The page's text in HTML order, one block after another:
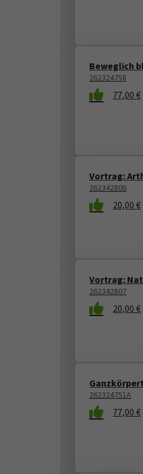
Beweglich
262324758
77,00 €
Vortrag:
262342806
20,00 €
Vortrag:
262342807
20,00 €
262324751A
77,00 €